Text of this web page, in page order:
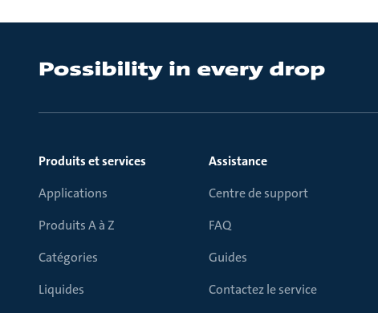
Produits et services
Applications
Produits A à Z
Catégories
Liquides
Assistance
Centre de support
FAQ
Guides
Contactez le service